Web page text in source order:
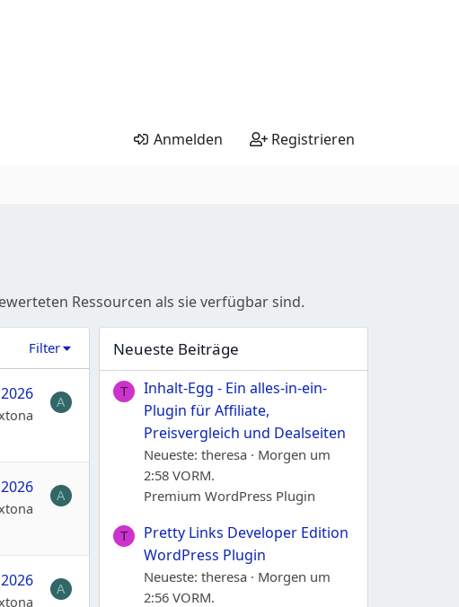
Anmelden Registrieren
Ressourcen als sie verfügbar sind.
Filter
A
A
A
Neueste Beiträge
T
Inhalt-Egg - Ein alles-in-ein-
Plugin für Affiliate,
Preisvergleich und Dealseiten
Neueste: theresa
Morgen um
2:58 VORM.
Premium WordPress Plugin
T
Pretty Links Developer Edition
WordPress Plugin
Neueste: theresa
Morgen um
2:56 VORM.